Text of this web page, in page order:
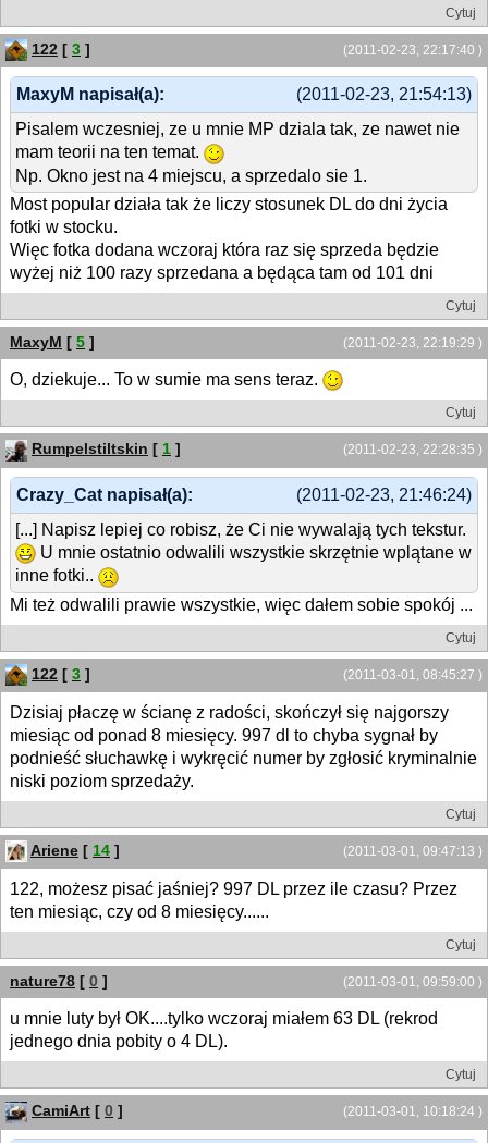
Cytuj
(2011-02-23, 22:17:40 )
122 [ 3 ]
(2011-02-23, 21:54:13)
MaxyM napisał(a):
Pisalem wczesniej, ze u mnie MP dziala tak, ze nawet nie
mam teorii na ten temat.
Np. Okno jest na 4 miejscu, a sprzedalo sie 1.
Most popular działa tak że liczy stosunek DL do dni życia
fotki w stocku.
Więc fotka dodana wczoraj która raz się sprzeda będzie
wyżej niż 100 razy sprzedana a będąca tam od 101 dni
Cytuj
(2011-02-23, 22:19:29 )
MaxyM [ 5 ]
O, dziekuje... To w sumie ma sens teraz.
Cytuj
(2011-02-23, 22:28:35 )
Rumpelstiltskin [ 1 ]
(2011-02-23, 21:46:24)
Crazy_Cat napisał(a):
[...] Napisz lepiej co robisz, że Ci nie wywalają tych tekstur.
U mnie ostatnio odwalili wszystkie skrzętnie wplątane w
inne fotki..
Mi też odwalili prawie wszystkie, więc dałem sobie spokój ...
Cytuj
(2011-03-01, 08:45:27 )
122 [ 3 ]
Dzisiaj płaczę w ścianę z radości, skończył się najgorszy
miesiąc od ponad 8 miesięcy. 997 dl to chyba sygnał by
podnieść słuchawkę i wykręcić numer by zgłosić kryminalnie
niski poziom sprzedaży.
Cytuj
(2011-03-01, 09:47:13 )
Ariene [ 14 ]
122, możesz pisać jaśniej? 997 DL przez ile czasu? Przez
ten miesiąc, czy od 8 miesięcy......
Cytuj
(2011-03-01, 09:59:00 )
nature78 [ 0 ]
u mnie luty był OK....tylko wczoraj miałem 63 DL (rekrod
jednego dnia pobity o 4 DL).
Cytuj
(2011-03-01, 10:18:24 )
CamiArt [ 0 ]